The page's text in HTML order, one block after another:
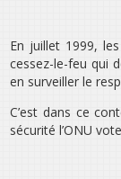
En juillet 1999,
cessez-le-feu qui
en surveiller le
C’est dans ce
sécurité l’ONU